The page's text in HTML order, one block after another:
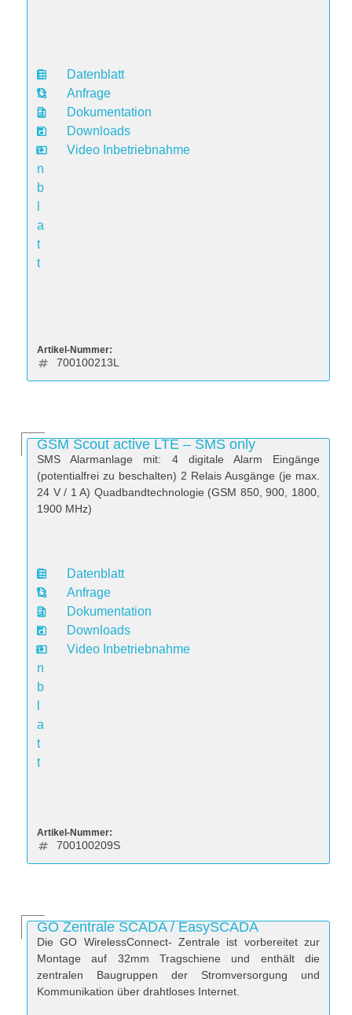
D
a
t
e
n
b
a
t
t
Datenblatt
Anfrage
Dokumentation
Downloads
Video Inbetriebnahme
Artikel-Nummer:
700100213L
GSM Scout active LTE – SMS only
SMS Alarmanlage mit: 4 digitale Alarm Eingänge
(potentialfrei zu beschalten) 2 Relais Ausgänge (je max.
24 V / 1 A) Quadbandtechnologie (GSM 850, 900, 1800,
1900 MHz)
D
a
t
e
n
b
a
t
t
Datenblatt
Anfrage
Dokumentation
Downloads
Video Inbetriebnahme
Artikel-Nummer:
700100209S
GO Zentrale SCADA / EasySCADA
Die GO WirelessConnect- Zentrale ist vorbereitet zur
Montage auf 32mm Tragschiene und enthält die
zentralen Baugruppen der Stromversorgung und
Kommunikation über drahtloses Internet.